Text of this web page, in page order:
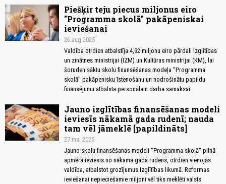
Piešķir teju piecus miljonus eiro
"Programma skolā" pakāpeniskai
ieviešanai
26.aug 2025
Valdība otrdien atbalstīja 4,92 miljonu eiro pārdali Izglītības
un zinātnes ministrijai (IZM) un Kultūras ministrijai (KM), lai
šoruden sāktu skolu finansēšanas modeļa "Programma
skolā" pakāpenisku īstenošanu un nodrošinātu papildu
finansējumu atbalsta personālam darba samaksai.
Jauno izglītības finansēšanas modeli
ieviesīs nākamā gada rudenī; nauda
tam vēl jāmeklē [papildināts]
27.mai 2025
Jauno skolu finansēšanas modeli "Programma skolā" pilnā
apmērā ieviesīs no nākamā gada rudens, otrdien vienojās
valdība, atbalstot grozījumus Izglītības likumā. Reformas
ieviešanai nepieciešamie miljoni vēl tiks meklēti valsts